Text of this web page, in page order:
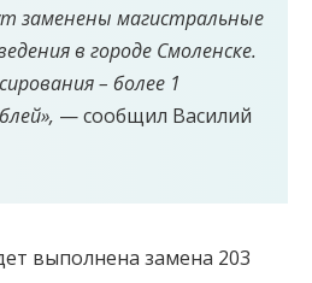
заменены магистральные
в городе Смоленске.
– более 1
— сообщил Василий
выполнена замена 203